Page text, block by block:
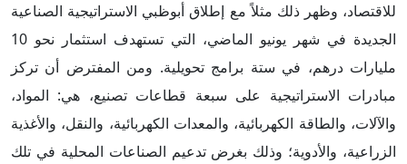
للاقتصاد، وظهر ذلك مثلاً مع إطلاق أبوظبي الاستراتيجية الصناعية
الجديدة في شهر يونيو الماضي، التي تستهدف استثمار نحو 10
مليارات درهم، في ستة برامج تحويلية. ومن المفترض أن تركز
مبادرات الاستراتيجية على سبعة قطاعات تصنيع، هي: المواد،
والآلات، والطاقة الكهربائية، والمعدات الكهربائية، والنقل، والأغذية
الزراعية، والأدوية؛ وذلك بغرض تدعيم الصناعات المحلية في تلك